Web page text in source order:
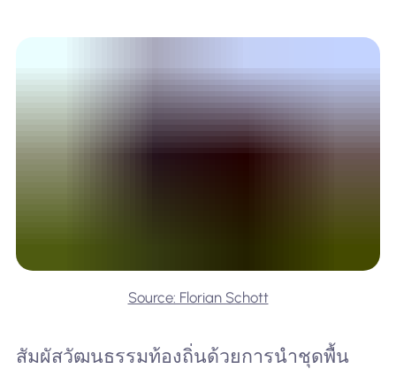
Source: Florian Schott
สัมผัสวัฒนธรรมท้องถิ่นด้วยการนำชุดพื้น